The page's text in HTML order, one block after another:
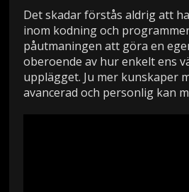
Det skadar förstås aldrig att
inom kodning och
påutmaningen att göra en
oberoende av hur enkelt ens
upplägget. Ju mer kunskaper
avancerad och personlig kan